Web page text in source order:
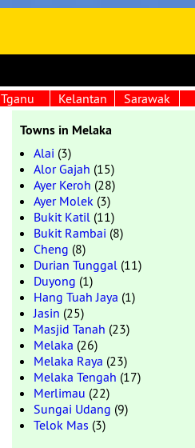
Tganu Kelantan Sarawak
Towns in Melaka
Alai (3)
Alor Gajah (15)
Ayer Keroh (28)
Ayer Molek (3)
Bukit Katil (11)
Bukit Rambai (8)
Cheng (8)
Durian Tunggal (11)
Duyong (1)
Hang Tuah Jaya (1)
Jasin (25)
Masjid Tanah (23)
Melaka (26)
Melaka Raya (23)
Melaka Tengah (17)
Merlimau (22)
Sungai Udang (9)
Telok Mas (3)